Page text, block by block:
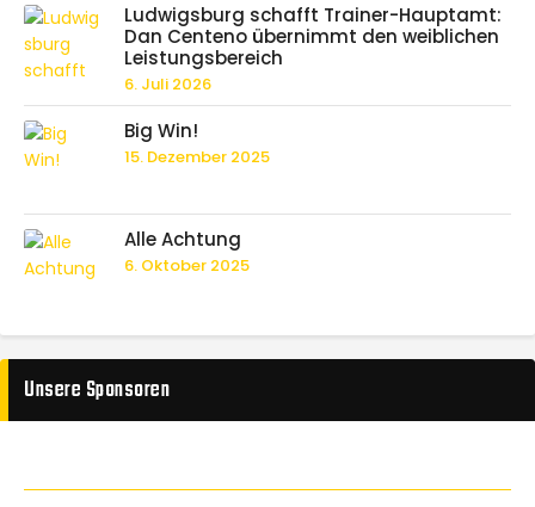
Ludwigsburg schafft Trainer-Hauptamt:
Dan Centeno übernimmt den weiblichen
Leistungsbereich
6. Juli 2026
Big Win!
15. Dezember 2025
Alle Achtung
6. Oktober 2025
Unsere Sponsoren